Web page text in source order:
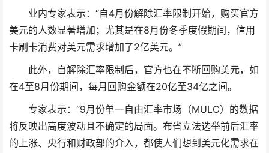
业内专家表示：“自4月份解除汇率限制开始，购买官方
美元的人数显著增加；尤其是在8月份冬季度假期间，信用
卡刷卡消费对美元需求增加了2亿美元。”
此外，自解除汇率限制后，官方也在不断回购美元，如
在4至8月份期间，每月回购金额在20亿至34亿之间。
专家表示：“9月份单一自由汇率市场（MULC）的数据
将反映出高度波动且不确定的局面。布省立法选举前后汇率
的上涨、央行和财政部的介入，都使人们想到美元化需求在